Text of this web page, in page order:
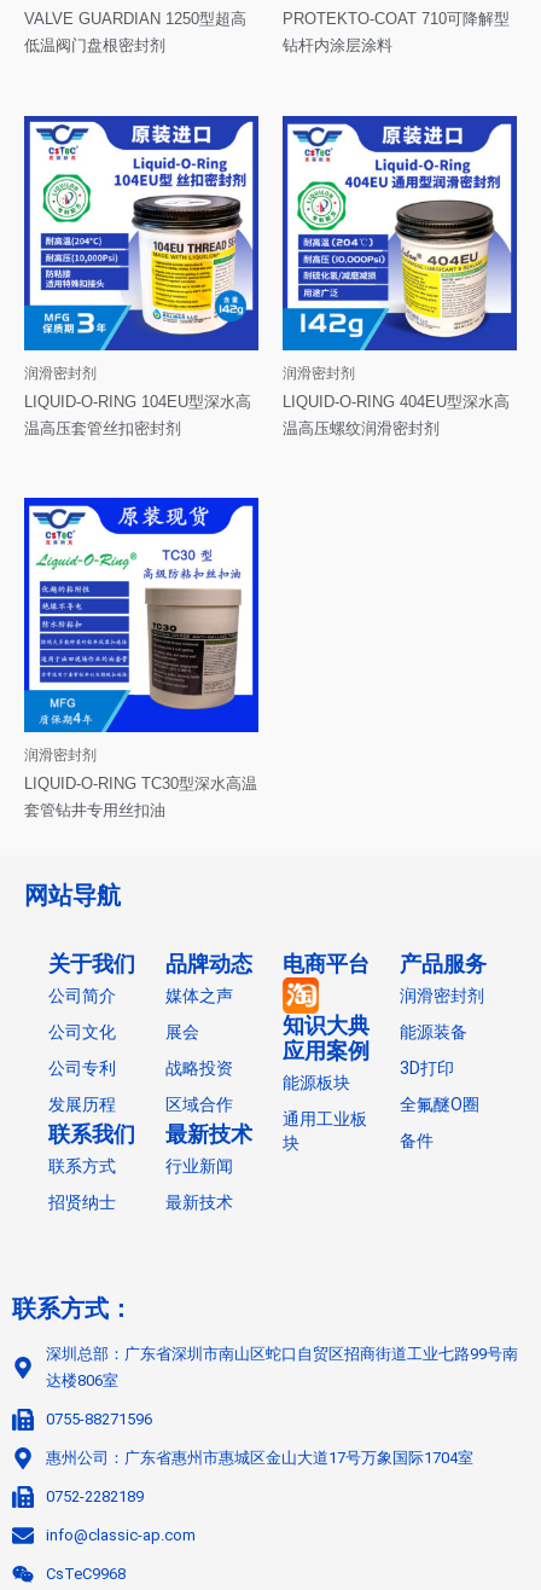
VALVE GUARDIAN 1250型超高
低温阀门盘根密封剂
PROTEKTO-COAT 710可降解型
钻杆内涂层涂料
润滑密封剂
LIQUID-O-RING 104EU型深水高
温高压套管丝扣密封剂
润滑密封剂
LIQUID-O-RING 404EU型深水高
温高压螺纹润滑密封剂
润滑密封剂
LIQUID-O-RING TC30型深水高温
套管钻井专用丝扣油
网站导航
关于我们
公司简介
公司文化
公司专利
发展历程
联系我们
联系方式
招贤纳士
品牌动态
媒体之声
展会
战略投资
区域合作
最新技术
行业新闻
最新技术
电商平台
知识大典
应用案例
能源板块
通用工业板
块
产品服务
润滑密封剂
能源装备
3D打印
全氟醚O圈
备件
联系方式：
深圳总部：广东省深圳市南山区蛇口自贸区招商街道工业七路99号南
达楼806室
0755-88271596
惠州公司：广东省惠州市惠城区金山大道17号万象国际1704室
0752-2282189
info@classic-ap.com
CsTeC9968